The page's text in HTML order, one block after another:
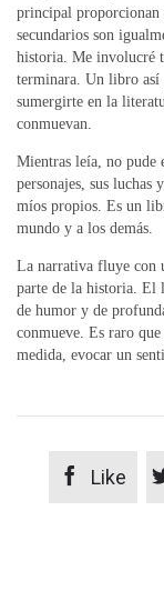
principal proporcionan
secundarios son
historia. Me involucré
terminara. Un libro así
sumergirte en la
conmuevan.
Mientras leía, no pude
personajes, sus
míos propios. Es un
mundo y a los demás.
La narrativa fluye con
parte de la historia. El
de humor y de
conmueve. Es raro
medida, evocar un
 Like